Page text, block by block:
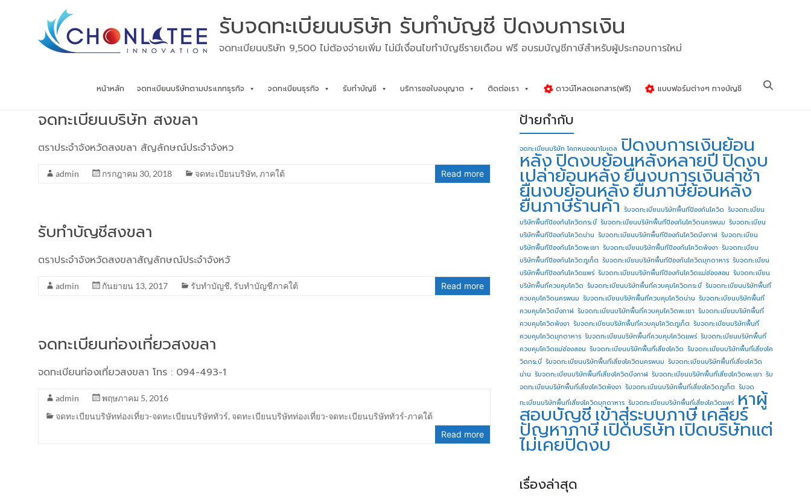
รับจดทะเบียนบริษัท รับทำบัญชี ปิดงบการเงิน
จดทะเบียนบริษัท 9,500 ไม่ต้องจ่ายเพิ่ม ไม่มีเงื่อนไขทำบัญชีรายเดือน ฟรี อบรมบัญชีภาษีสำหรับผู้ประกอบการใหม่
หน้าหลัก จดทะเบียนบริษัทตามประเภทธุรกิจ จดทะเบียนธุรกิจ รับทำบัญชี บริการขอใบอนุญาต ติดต่อเรา ดาวน์โหลดเอกสาร(ฟรี) แบบฟอร์มต่างๆ ทางบัญชี
จดทะเบียนบริษัท สงขลา
ตราประจำจังหวัดสงขลา สัญลักษณ์ประจำจังหว
admin กรกฎาคม 30, 2018 จดทะเบียนบริษัท, ภาคใต้ Read more
รับทำบัญชีสงขลา
ตราประจำจังหวัดสงขลาสัญลักษณ์ประจำจังหวั
admin กันยายน 13, 2017 รับทำบัญชี, รับทำบัญชีภาคใต้ Read more
จดทะเบียนท่องเที่ยวสงขลา
จดทะเบียนท่องเที่ยวสงขลา โทร : 094-493-1
admin
พฤษภาคม 5, 2016
จดทะเบียนบริษัทท่องเที่ยว-จดทะเบียนบริษัททัวร์, จดทะเบียนบริษัทท่องเที่ยว-จดทะเบียนบริษัททัวร์-ภาคใต้
Read more
ป้ายกำกับ
จดทะเบียนบริษัท โคกหนองนาโมเดล ปิดงบการเงินย้อน
หลังปิดงบย้อนหลังหลายปี ปิดงบ
เปล่าย้อนหลังยื่นงบการเงินล่าช้า
ยื่นงบย้อนหลังยื่นภาษีย้อนหลัง
ยื่นภาษีร้านค้า รับจดทะเบียนบริษัทพื้นทีป้องกันโควิด รับจดทะเบียน
บริษัทพื้นทีป้องกันโควิดกระบี่ รับจดทะเบียนบริษัทพื้นทีป้องกันโควิดนครพนม รับจดทะเบียน
บริษัทพื้นทีป้องกันโควิดน่าน รับจดทะเบียนบริษัทพื้นทีป้องกันโควิดบึงกาฬ รับจดทะเบียน
บริษัทพื้นทีป้องกันโควิดพะเยา รับจดทะเบียนบริษัทพื้นทีป้องกันโควิดพังงา รับจดทะเบียน
บริษัทพื้นทีป้องกันโควิดภูเก็ต รับจดทะเบียนบริษัทพื้นทีป้องกันโควิดมุกดาหาร รับจดทะเบียน
บริษัทพื้นทีป้องกันโควิดแพร่ รับจดทะเบียนบริษัทพื้นทีป้องกันโควิดแม่ฮ่องสอน รับจดทะเบียน
บริษัทพื้นที่ควบคุมโควิด รับจดทะเบียนบริษัทพื้นที่ควบคุมโควิดกระบี่ รับจดทะเบียนบริษัทพื้นที่
ควบคุมโควิดนครพนม รับจดทะเบียนบริษัทพื้นที่ควบคุมโควิดน่าน รับจดทะเบียนบริษัทพื้นที่
ควบคุมโควิดบึงกาฬ รับจดทะเบียนบริษัทพื้นที่ควบคุมโควิดพะเยา รับจดทะเบียนบริษัทพื้นที่
ควบคุมโควิดพังงา รับจดทะเบียนบริษัทพื้นที่ควบคุมโควิดภูเก็ต รับจดทะเบียนบริษัทพื้นที่
ควบคุมโควิดมุกดาหาร รับจดทะเบียนบริษัทพื้นที่ควบคุมโควิดแพร่ รับจดทะเบียนบริษัทพื้นที่
ควบคุมโควิดแม่ฮ่องสอน รับจดทะเบียนบริษัทพื้นที่เสี่ยงโควิด รับจดทะเบียนบริษัทพื้นที่เสี่ยงโค
วิดกระบี่ รับจดทะเบียนบริษัทพื้นที่เสี่ยงโควิดนครพนม รับจดทะเบียนบริษัทพื้นที่เสี่ยงโควิด
น่าน รับจดทะเบียนบริษัทพื้นที่เสี่ยงโควิดบึงกาฬ รับจดทะเบียนบริษัทพื้นที่เสี่ยงโควิดพะเยา รับ
จดทะเบียนบริษัทพื้นที่เสี่ยงโควิดพังงา รับจดทะเบียนบริษัทพื้นที่เสี่ยงโควิดภูเก็ต รับจด
ทะเบียนบริษัทพื้นที่เสี่ยงโควิดมุกดาหาร รับจดทะเบียนบริษัทพื้นที่เสี่ยงโควิดแพร่ หาผู้
สอบบัญชี เข้าสู่ระบบภาษี เคลียร์
ปัญหาภาษีเปิดบริษัทเปิดบริษัทแต่
ไม่เคยปิดงบ
เรื่องล่าสุด